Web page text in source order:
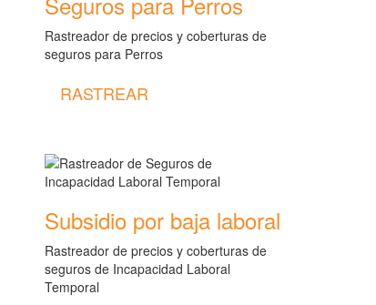
Rastreador de precios y coberturas de
seguros para Perros
RASTREAR
Subsidio por baja laboral
Rastreador de precios y coberturas de
seguros de Incapacidad Laboral
Temporal